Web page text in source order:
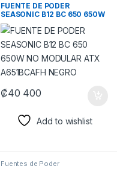
FUENTE DE PODER
SEASONIC B12 BC 650 650W
NO MODULAR ATX
A651BCAFH NEGRO
₡40 400
Add to wishlist
Fuentes de Poder